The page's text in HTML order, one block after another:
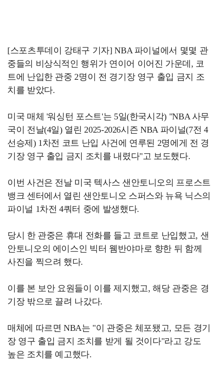
[스포츠투데이 강태구 기자] NBA 파이널에서 몇몇 관
중들의 비상식적인 행위가 연이어 이어진 가운데, 코
트에 난입한 관중 2명이 전 경기장 영구 출입 금지 조
치를 받았다.
미국 매체 '워싱턴 포스트'는 5일(한국시각) "NBA 사무
국이 전날(4일) 열린 2025-2026시즌 NBA 파이널(7전 4
선승제) 1차전 코트 난입 사건에 연루된 2명에게 전 경
기장 영구 출입 금지 조치를 내렸다"고 보도했다.
이번 사건은 전날 미국 텍사스 샌안토니오의 프로스트
뱅크 센터에서 열린 샌안토니오 스퍼스와 뉴욕 닉스의
파이널 1차전 4쿼터 중에 발생했다.
당시 한 관중은 휴대 전화를 들고 코트로 난입했고, 샌
안토니오의 에이스인 빅터 웸반야마로 향한 뒤 함께
사진을 찍으려 했다.
이를 본 보안 요원들이 이를 제지했고, 해당 관중은 경
기장 밖으로 끌려 나갔다.
매체에 따르면 NBA는 "이 관중은 체포됐고, 모든 경기
장 영구 출입 금지 조치를 받게 될 것이다"라고 강도
높은 조치를 예고했다.